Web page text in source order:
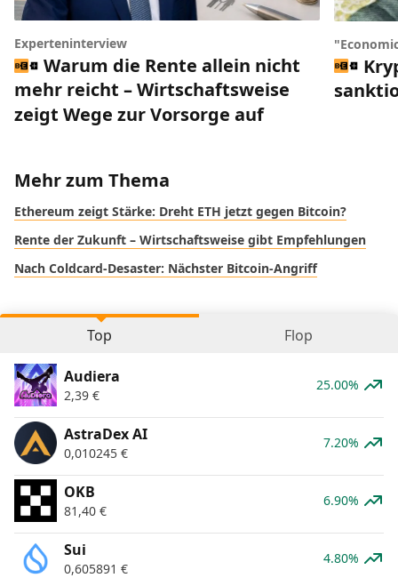
Experteninterview
Warum die Rente allein nicht
mehr reicht – Wirtschaftsweise
zeigt Wege zur Vorsorge auf
Mehr zum Thema
Ethereum zeigt Stärke: Dreht ETH jetzt gegen Bitcoin?
Rente der Zukunft – Wirtschaftsweise gibt Empfehlungen
Nach Coldcard-Desaster: Nächster Bitcoin-Angriff
Top Flop
Audiera
2,39 €
25.00%
AstraDex AI
0,010245 €
7.20%
OKB
81,40 €
6.90%
Sui
0,605891 €
4.80%